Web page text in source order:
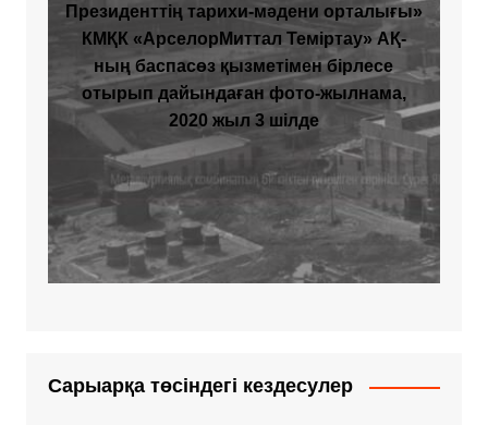
Президенттің тарихи-мәдени орталығы»
КМҚК «АрселорМиттал Теміртау» АҚ-
ның баспасөз қызметімен бірлесе
отырып дайындаған фото-жылнама,
2020 жыл 3 шілде
Сарыарқа төсіндегі кездесулер